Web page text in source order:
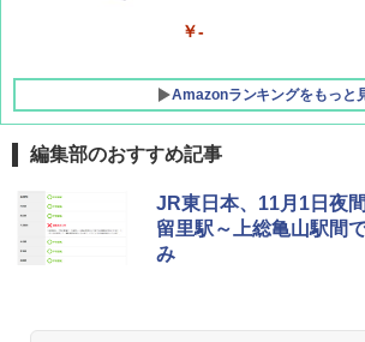
￥-
Amazonランキングをもっと
GRANDOOR ステンレ
026リニューアル 急速
コンパクト 保冷力長持
編集部のおすすめ記事
JR東日本、11月1日夜
留里駅～上総亀山駅間
み